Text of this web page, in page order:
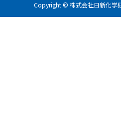
Copyright © 株式会社日新化学